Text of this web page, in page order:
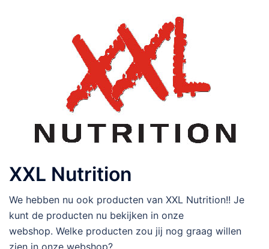
XXL Nutrition
We hebben nu ook producten van XXL Nutrition!! Je
kunt de producten nu bekijken in onze
webshop. Welke producten zou jij nog graag willen
zien in onze webshop?